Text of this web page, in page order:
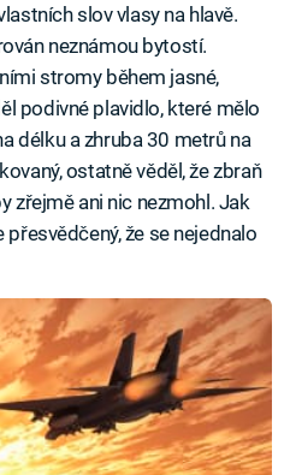
slov vlasy na hlavě.
neznámou bytostí.
stromy během jasné,
podivné plavidlo, které mělo
délku a zhruba 30 metrů na
ostatně věděl, že zbraň
zřejmě ani nic nezmohl. Jak
že se nejednalo